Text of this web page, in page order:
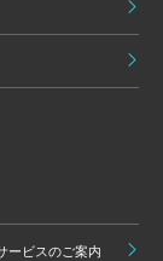
ービスのご案内